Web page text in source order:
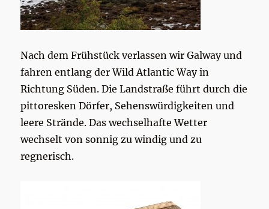
Nach dem Frühstück verlassen wir Galway und
fahren entlang der Wild Atlantic Way in
Richtung Süden. Die Landstraße führt durch die
pittoresken Dörfer, Sehenswürdigkeiten und
leere Strände. Das wechselhafte Wetter
wechselt von sonnig zu windig und zu
regnerisch.